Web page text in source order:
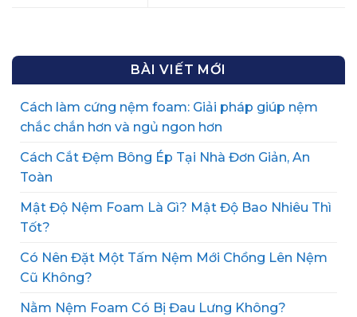
BÀI VIẾT MỚI
Cách làm cứng nệm foam: Giải pháp giúp nệm
chắc chắn hơn và ngủ ngon hơn
Cách Cắt Đệm Bông Ép Tại Nhà Đơn Giản, An
Toàn
Mật Độ Nệm Foam Là Gì? Mật Độ Bao Nhiêu Thì
Tốt?
Có Nên Đặt Một Tấm Nệm Mới Chồng Lên Nệm
Cũ Không?
Nằm Nệm Foam Có Bị Đau Lưng Không?